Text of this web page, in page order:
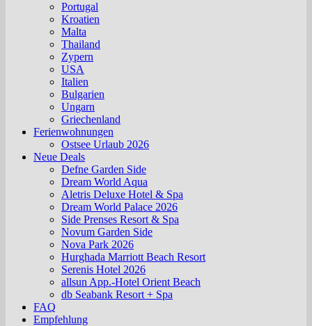
Portugal
Kroatien
Malta
Thailand
Zypern
USA
Italien
Bulgarien
Ungarn
Griechenland
Ferienwohnungen
Ostsee Urlaub 2026
Neue Deals
Defne Garden Side
Dream World Aqua
Aletris Deluxe Hotel & Spa
Dream World Palace 2026
Side Prenses Resort & Spa
Novum Garden Side
Nova Park 2026
Hurghada Marriott Beach Resort
Serenis Hotel 2026
allsun App.-Hotel Orient Beach
db Seabank Resort + Spa
FAQ
Empfehlung